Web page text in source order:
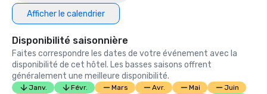
Afficher le calendrier
Disponibilité saisonnière
Faites correspondre les dates de votre événement avec la
disponibilité de cet hôtel. Les basses saisons offrent
généralement une meilleure disponibilité.
Janv. Févr. Mars Avr. Mai
Juin